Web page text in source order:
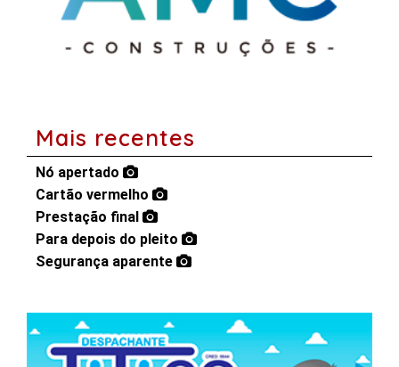
Mais recentes
Nó apertado
Cartão vermelho
Prestação final
Para depois do pleito
Segurança aparente